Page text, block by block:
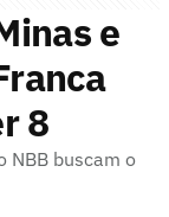
e
8
NBB buscam o